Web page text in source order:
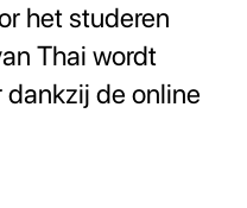
het studeren
Thai wordt
de online